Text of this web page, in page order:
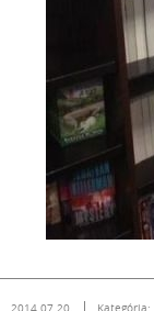
2014.07.20. Kategória: